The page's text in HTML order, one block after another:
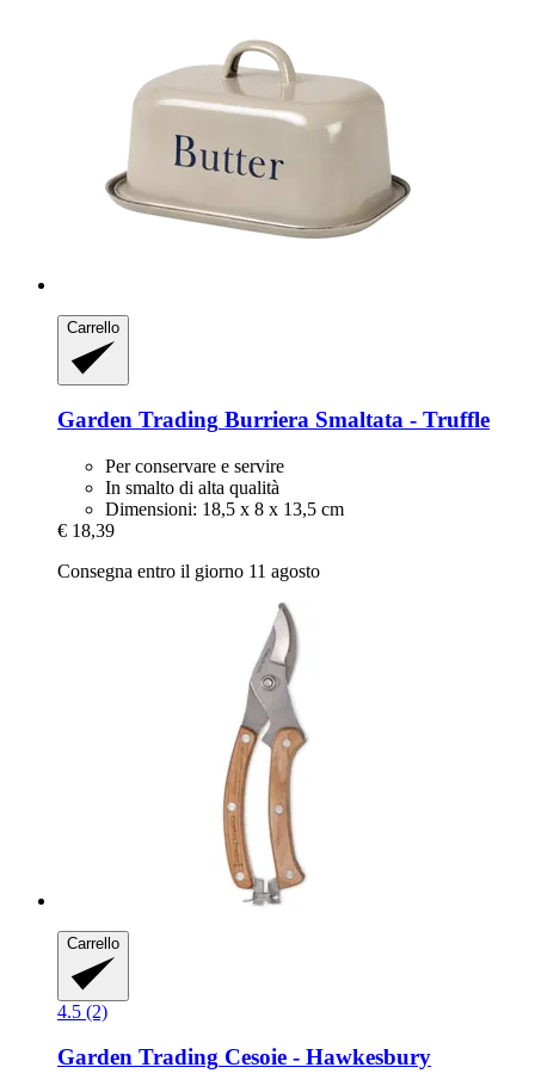
Carrello
Garden Trading Burriera Smaltata -​ Truffle
Per conservare e servire
In smalto di alta qualità
Dimensioni: 18,5 x 8 x 13,5 cm
€ 18,39
Consegna entro il giorno 11 agosto
Carrello
4.5 (2)
Garden Trading Cesoie -​ Hawkesbury